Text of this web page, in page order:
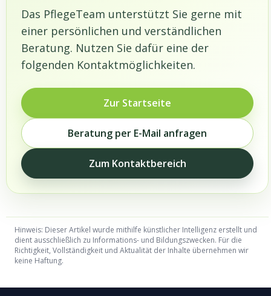
Das PflegeTeam unterstützt Sie gerne mit
einer persönlichen und verständlichen
Beratung. Nutzen Sie dafür eine der
folgenden Kontaktmöglichkeiten.
Zur Startseite
Beratung per E-Mail anfragen
Zum Kontaktbereich
Hinweis: Dieser Artikel wurde mithilfe künstlicher Intelligenz erstellt und
dient ausschließlich zu Informations- und Bildungszwecken. Für die
Richtigkeit, Vollständigkeit und Aktualität der Inhalte übernehmen wir
keine Haftung.